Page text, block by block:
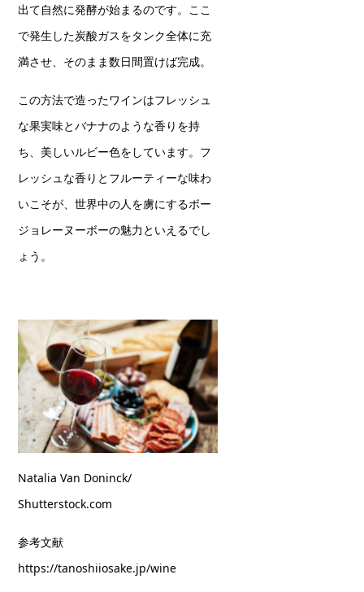
出て自然に発酵が始まるのです。ここ
で発生した炭酸ガスをタンク全体に充
満させ、そのまま数日間置けば完成。
この方法で造ったワインはフレッシュ
な果実味とバナナのような香りを持
ち、美しいルビー色をしています。フ
レッシュな香りとフルーティーな味わ
いこそが、世界中の人を虜にするボー
ジョレーヌーボーの魅力といえるでし
ょう。
Natalia Van Doninck/
Shutterstock.com
参考文献
https://tanoshiiosake.jp/wine